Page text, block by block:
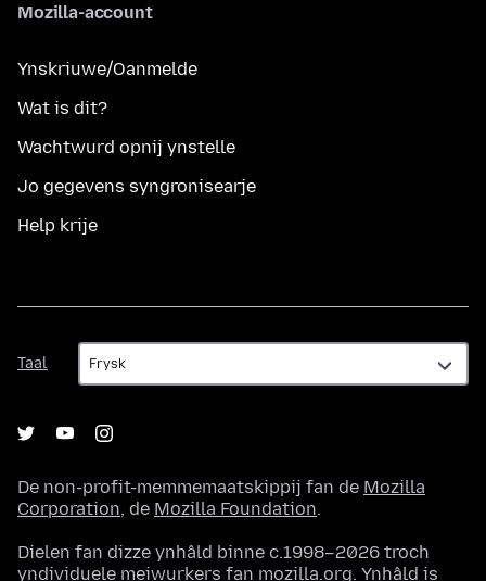
Mozilla-account
Ynskriuwe/Oanmelde
Wat is dit?
Wachtwurd opnij ynstelle
Jo gegevens syngronisearje
Help krije
Taal
Taal
De non-profit-memmemaatskippij fan de Mozilla
Corporation, de Mozilla Foundation.
Dielen fan dizze ynhâld binne c.1998–2026 troch
yndividuele meiwurkers fan mozilla.org. Ynhâld is